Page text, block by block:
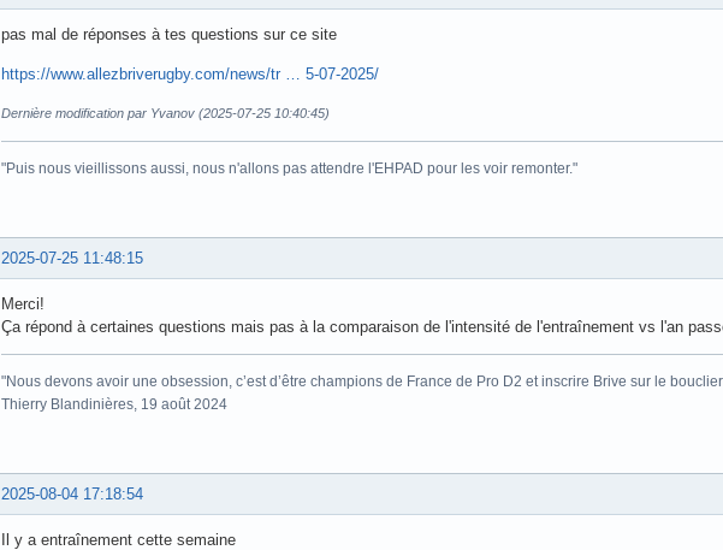
pas mal de réponses à tes questions sur ce site
https://www.allezbriverugby.com/news/tr … 5-07-2025/
Dernière modification par Yvanov (2025-07-25 10:40:45)
"Puis nous vieillissons aussi, nous n'allons pas attendre l'EHPAD pour les voir remonter."
2025-07-25 11:48:15
Merci!
Ça répond à certaines questions mais pas à la comparaison de l'intensité de l'entraînement vs l'an
"Nous devons avoir une obsession, c’est d’être champions de France de Pro D2 et inscrire Brive sur le
Thierry Blandinières, 19 août 2024
2025-08-04 17:18:54
Il y a entraînement cette semaine